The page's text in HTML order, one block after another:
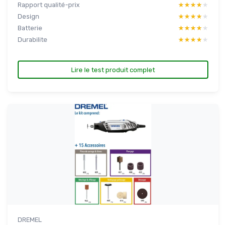
Rapport qualité-prix ★★★★★
★★★★★
Design
★★★★★
★★★★★
Batterie
★★★★★
★★★★★
Durabilite
★★★★★
★★★★★
Lire le test produit complet
DREMEL